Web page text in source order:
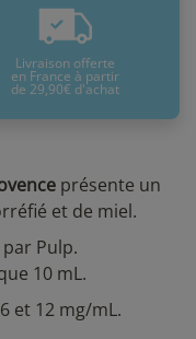
présente un
et de miel.
Pulp.
10 mL.
et 12 mg/mL.
Livraison offerte
en France à partir
de 29,90€ d'achat